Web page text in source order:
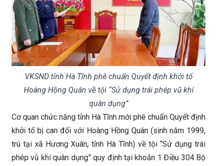
VKSND tỉnh Hà Tĩnh phê chuẩn Quyết định khởi tố
Hoàng Hồng Quân về tội “Sử dụng trái phép vũ khí
quân dụng”
Cơ quan chức năng tỉnh Hà Tĩnh mới phê chuẩn Quyết định
khởi tố bị can đối với Hoàng Hồng Quân (sinh năm 1999,
trú tại xã Hương Xuân, tỉnh Hà Tĩnh) về tội “Sử dụng trái
phép vũ khí quân dụng” quy định tại khoản 1 Điều 304 Bộ